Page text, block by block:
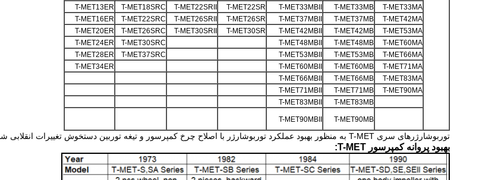
T-MET33MA
T-MET33MB
T-MET33MBII
T-MET22SR
T-MET22SRII
T-MET18SRC
T-MET13ER
T-MET42MA
T-MET37MB
T-MET37MBII
T-MET26SR
T-MET26SRII
T-MET22SRC
T-MET16ER
T-MET53MA
T-MET42MB
T-MET42MBII
T-MET30SR
T-MET30SRII
T-MET26SRC
T-MET20ER
T-MET60MA
T-MET48MB
T-MET48MBII
T-MET30SRC
T-MET24ER
T-MET66MA
T-MET53MB
T-MET53MBII
T-MET37SRC
T-MET28ER
T-MET71MA
T-MET60MB
T-MET60MBII
T-MET34ER
T-MET83MA
T-MET66MB
T-MET66MBII
T-MET90MA
T-MET71MB
T-MET71MBII
T-MET83MB
T-MET83MBII
T-MET90MB
T-MET90MBII
توربوشارژرهای سری T-MET به منظور بهبود عملکرد توربوشارژر با اصلاح چرخ کمپرسور و تیغه توربین دستخوش تغییرات انقلابی شدند.
بهبود پروانه کمپرسور T-MET: